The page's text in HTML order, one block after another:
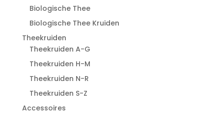
Biologische Thee
Biologische Thee Kruiden
Theekruiden
Theekruiden A-G
Theekruiden H-M
Theekruiden N-R
Theekruiden S-Z
Accessoires